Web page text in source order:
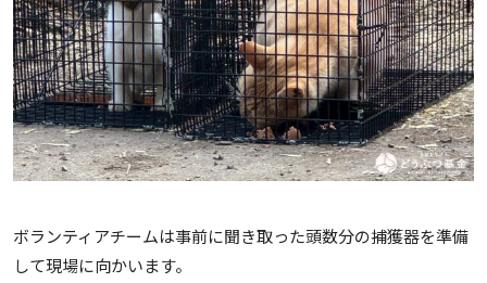
ボランティアチームは事前に聞き取った頭数分の捕獲器を準備
して現場に向かいます。